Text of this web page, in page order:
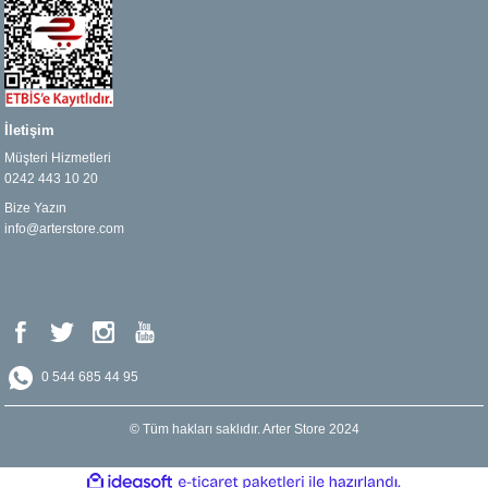
İletişim
Müşteri Hizmetleri
0242 443 10 20
Bize Yazın
info@arterstore.com
0 544 685 44 95
© Tüm hakları saklıdır. Arter Store 2024
ideasoft e-